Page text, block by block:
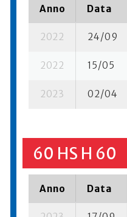
Anno Data
2022 24/09
2022 15/05
2023 02/04
60 HS H 60
Anno Data